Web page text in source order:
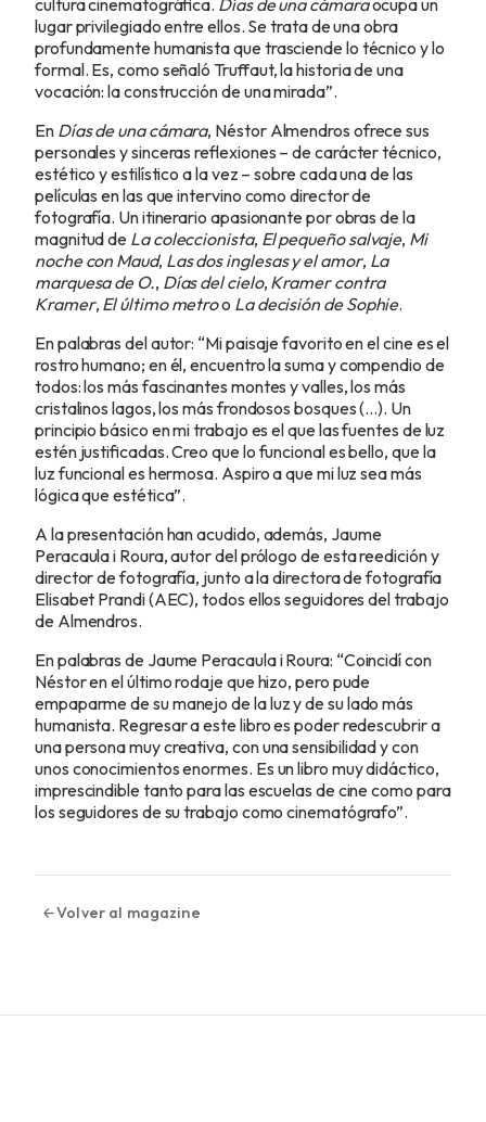
cultura cinematográfica. Días de una cámaraocupa un
lugar privilegiado entre ellos. Se trata de una obra
profundamente humanista que trasciende lo técnico y lo
formal. Es, como señaló Truffaut, la historia de una
vocación: la construcción de una mirada”.
En Días de una cámara, Néstor Almendros ofrece sus
personales y sinceras reflexiones – de carácter técnico,
estético y estilístico a la vez – sobre cada una de las
películas en las que intervino como director de
fotografía. Un itinerario apasionante por obras de la
magnitud de La coleccionista, El pequeño salvaje, Mi
noche con Maud, Las dos inglesas y el amor, La
marquesa de O., Días del cielo, Kramer contra
Kramer, El último metroo La decisión de Sophie.
En palabras del autor: “Mi paisaje favorito en el cine es el
rostro humano; en él, encuentro la suma y compendio de
todos: los más fascinantes montes y valles, los más
cristalinos lagos, los más frondosos bosques (…). Un
principio básico en mi trabajo es el que las fuentes de luz
estén justificadas. Creo que lo funcional es bello, que la
luz funcional es hermosa. Aspiro a que mi luz sea más
lógica que estética”.
A la presentación han acudido, además, Jaume
Peracaula i Roura, autor del prólogo de esta reedición y
director de fotografía, junto a la directora de fotografía
Elisabet Prandi (AEC), todos ellos seguidores del trabajo
de Almendros.
En palabras de Jaume Peracaula i Roura: “Coincidí con
Néstor en el último rodaje que hizo, pero pude
empaparme de su manejo de la luz y de su lado más
humanista. Regresar a este libro es poder redescubrir a
una persona muy creativa, con una sensibilidad y con
unos conocimientos enormes. Es un libro muy didáctico,
imprescindible tanto para las escuelas de cine como para
los seguidores de su trabajo como cinematógrafo”.
Volver al magazine